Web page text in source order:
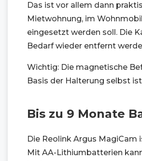
Das ist vor allem dann
Mietwohnung, im
eingesetzt werden soll. Die
Bedarf wieder entfernt
Wichtig: Die magnetische
Basis der Halterung selbst
Bis zu 9 Monate
Die Reolink Argus
Mit AA-Lithiumbatterien